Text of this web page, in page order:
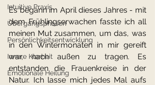
Intuitive Praxis
Übergangsphasen
Persönlichkeitsentwicklung
Innere Klarheit
Emotionale Heilung
Es begann im April dieses Jahres - mit
dem Frühlingserwachen fasste ich all
meinen Mut zusammen, um das, was
in den Wintermonaten in mir gereift
war, nach außen zu tragen. Es
entstanden die Frauenkreise in der
Natur. Ich lasse mich jedes Mal aufs